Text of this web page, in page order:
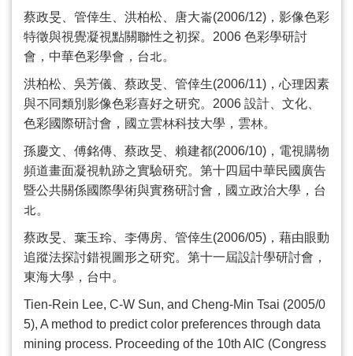
蔡政旻、管倖生、洪柏松、唐大崙(2006/12) ，影像色彩
特徵與視覺凝視點關聯性之初探。 2006 色彩學研討
會，中華色彩學會，台北。
洪柏松、吳芳儀、蔡政旻、管倖生(2006/11) ，心理因素
與不同類別影像色彩喜好之研究。 2006 設計、文化、
色彩國際研討會，國立雲林科技大學，雲林。
孫慶文、傅銘傳、蔡政旻、賴建都(2006/10) ，電視購物
頻道畫面凝視軌跡之實驗研究。第十四屆中華民國廣告
暨公共關係國際學術與實務研討會，國立政治大學，台
北。
蔡政旻、葉玉玲、李傳房、管倖生(2006/05) ，藉由眼動
追蹤法探討錯視圖形之研究。第十一屆設計學研討會，
東海大學，台中。
Tien-Rein Lee, C-W Sun, and Cheng-Min Tsai (2005/0
5), A method to predict color preferences through data
mining process. Proceeding of the 10th AIC (Congress